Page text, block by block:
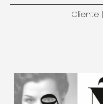
Cliente |